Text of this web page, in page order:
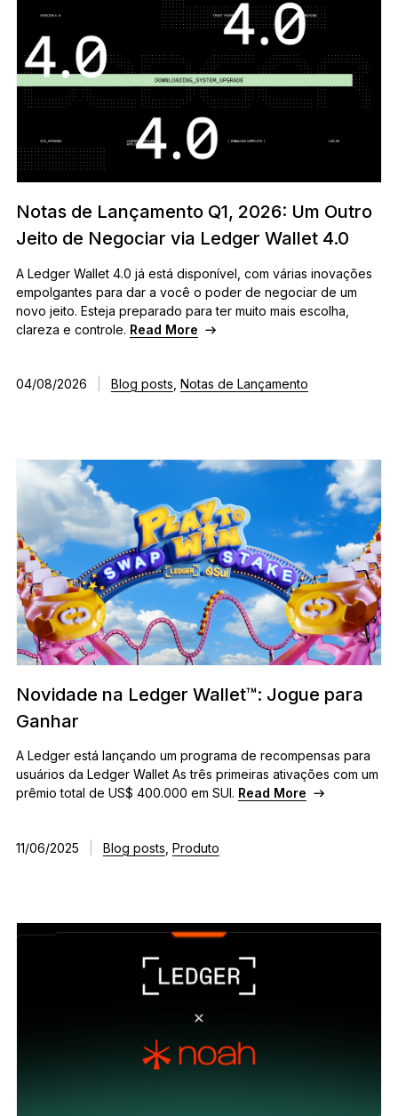
Notas de Lançamento Q1, 2026: Um Outro
Jeito de Negociar via Ledger Wallet 4.0
A Ledger Wallet 4.0 já está disponível, com várias inovações
empolgantes para dar a você o poder de negociar de um
novo jeito. Esteja preparado para ter muito mais escolha,
clareza e controle. Read More
04/08/2026 Blog posts, Notas de Lançamento
Novidade na Ledger Wallet™: Jogue para
Ganhar
A Ledger está lançando um programa de recompensas para
usuários da Ledger Wallet As três primeiras ativações com um
prêmio total de US$ 400.000 em SUI. Read More
11/06/2025 Blog posts Produto